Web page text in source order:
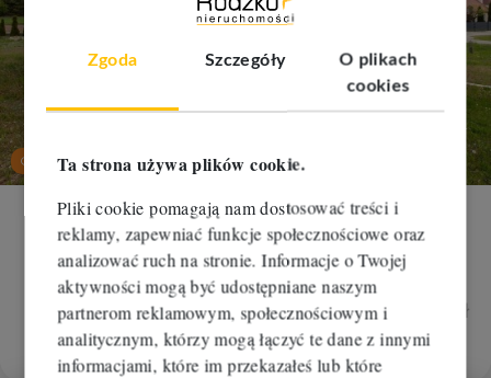
Zgoda Szczegóły
O plikach
cookies
Ta strona używa plików cookie.
Pliki cookie pomagają nam dostosować treści i
reklamy, zapewniać funkcje społecznościowe oraz
analizować ruch na stronie. Informacje o Twojej
aktywności mogą być udostępniane naszym
partnerom reklamowym, społecznościowym i
analitycznym, którzy mogą łączyć te dane z innymi
informacjami, które im przekazałeś lub które
Oferta na wyłączność
Dom na sprzedaż
Dobrcz, Stronno
4 pokoje
136 m2 4 338,24 zł/m2
630 000 zł
RBM-DS-112273 590 000 zł